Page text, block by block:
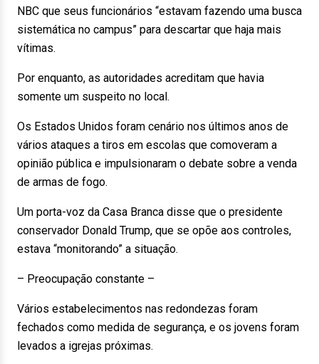
NBC que seus funcionários “estavam fazendo uma busca
sistemática no campus” para descartar que haja mais
vítimas.
Por enquanto, as autoridades acreditam que havia
somente um suspeito no local.
Os Estados Unidos foram cenário nos últimos anos de
vários ataques a tiros em escolas que comoveram a
opinião pública e impulsionaram o debate sobre a venda
de armas de fogo.
Um porta-voz da Casa Branca disse que o presidente
conservador Donald Trump, que se opõe aos controles,
estava “monitorando” a situação.
– Preocupação constante –
Vários estabelecimentos nas redondezas foram
fechados como medida de segurança, e os jovens foram
levados a igrejas próximas.